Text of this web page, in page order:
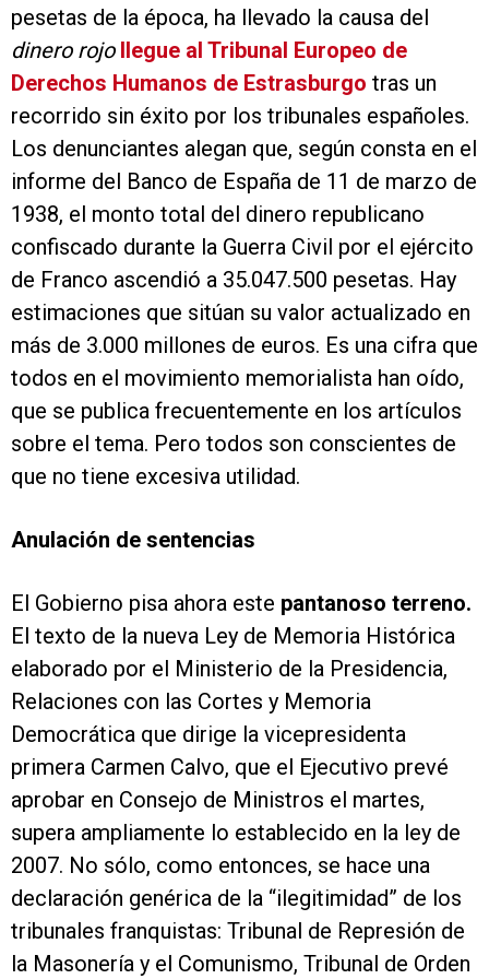
pesetas de la época, ha llevado la causa del
dinero rojo llegue al Tribunal Europeo de
Derechos Humanos de Estrasburgo tras un
recorrido sin éxito por los tribunales españoles.
Los denunciantes alegan que, según consta en el
informe del Banco de España de 11 de marzo de
1938, el monto total del dinero republicano
confiscado durante la Guerra Civil por el ejército
de Franco ascendió a 35.047.500 pesetas. Hay
estimaciones que sitúan su valor actualizado en
más de 3.000 millones de euros. Es una cifra que
todos en el movimiento memorialista han oído,
que se publica frecuentemente en los artículos
sobre el tema. Pero todos son conscientes de
que no tiene excesiva utilidad.
Anulación de sentencias
El Gobierno pisa ahora este pantanoso terreno.
El texto de la nueva Ley de Memoria Histórica
elaborado por el Ministerio de la Presidencia,
Relaciones con las Cortes y Memoria
Democrática que dirige la vicepresidenta
primera Carmen Calvo, que el Ejecutivo prevé
aprobar en Consejo de Ministros el martes,
supera ampliamente lo establecido en la ley de
2007. No sólo, como entonces, se hace una
declaración genérica de la “ilegitimidad” de los
tribunales franquistas: Tribunal de Represión de
la Masonería y el Comunismo, Tribunal de Orden